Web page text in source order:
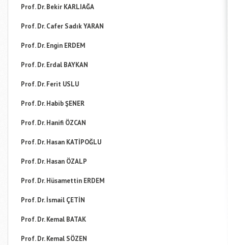
Prof. Dr. Bekir KARLIAĞA
Prof. Dr. Cafer Sadık YARAN
Prof. Dr. Engin ERDEM
Prof. Dr. Erdal BAYKAN
Prof. Dr. Ferit USLU
Prof. Dr. Habib ŞENER
Prof. Dr. Hanifi ÖZCAN
Prof. Dr. Hasan KATİPOĞLU
Prof. Dr. Hasan ÖZALP
Prof. Dr. Hüsamettin ERDEM
Prof. Dr. İsmail ÇETİN
Prof. Dr. Kemal BATAK
Prof. Dr. Kemal SÖZEN